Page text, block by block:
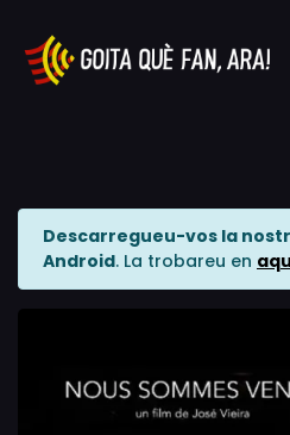
Descarregueu-vos la
Android. La trobareu en